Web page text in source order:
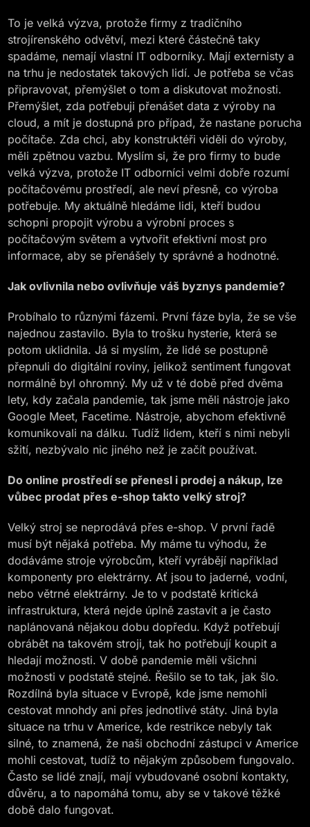
To je velká výzva, protože firmy z tradičního
strojírenského odvětví, mezi které částečně taky
spadáme, nemají vlastní IT odborníky. Mají externisty a
na trhu je nedostatek takových lidí. Je potřeba se včas
připravovat, přemýšlet o tom a diskutovat možnosti.
Přemýšlet, zda potřebuji přenášet data z výroby na
cloud, a mít je dostupná pro případ, že nastane porucha
počítače. Zda chci, aby konstruktéři viděli do výroby,
měli zpětnou vazbu. Myslím si, že pro firmy to bude
velká výzva, protože IT odborníci velmi dobře rozumí
počítačovému prostředí, ale neví přesně, co výroba
potřebuje. My aktuálně hledáme lidi, kteří budou
schopni propojit výrobu a výrobní proces s
počítačovým světem a vytvořit efektivní most pro
informace, aby se přenášely ty správné a hodnotné.
Jak ovlivnila nebo ovlivňuje váš byznys pandemie?
Probíhalo to různými fázemi. První fáze byla, že se vše
najednou zastavilo. Byla to trošku hysterie, která se
potom uklidnila. Já si myslím, že lidé se postupně
přepnuli do digitální roviny, jelikož sentiment fungovat
normálně byl ohromný. My už v té době před dvěma
lety, kdy začala pandemie, tak jsme měli nástroje jako
Google Meet, Facetime. Nástroje, abychom efektivně
komunikovali na dálku. Tudíž lidem, kteří s nimi nebyli
sžití, nezbývalo nic jiného než je začít používat.
Do online prostředí se přenesl i prodej a nákup, lze
vůbec prodat přes e-shop takto velký stroj?
Velký stroj se neprodává přes e-shop. V první řadě
musí být nějaká potřeba. My máme tu výhodu, že
dodáváme stroje výrobcům, kteří vyrábějí například
komponenty pro elektrárny. Ať jsou to jaderné, vodní,
nebo větrné elektrárny. Je to v podstatě kritická
infrastruktura, která nejde úplně zastavit a je často
naplánovaná nějakou dobu dopředu. Když potřebují
obrábět na takovém stroji, tak ho potřebují koupit a
hledají možnosti. V době pandemie měli všichni
možnosti v podstatě stejné. Řešilo se to tak, jak šlo.
Rozdílná byla situace v Evropě, kde jsme nemohli
cestovat mnohdy ani přes jednotlivé státy. Jiná byla
situace na trhu v Americe, kde restrikce nebyly tak
silné, to znamená, že naši obchodní zástupci v Americe
mohli cestovat, tudíž to nějakým způsobem fungovalo.
Často se lidé znají, mají vybudované osobní kontakty,
důvěru, a to napomáhá tomu, aby se v takové těžké
době dalo fungovat.